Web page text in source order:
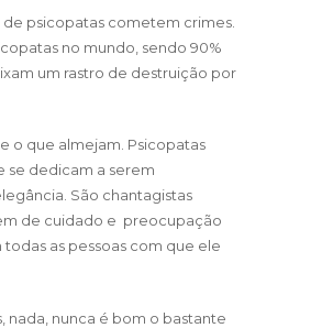
psicopatas cometem crimes.
no mundo, sendo 90%
um rastro de destruição por
o que almejam. Psicopatas
se dedicam a serem
São chantagistas
de cuidado e preocupação
as pessoas com que ele
nada, nunca é bom o bastante